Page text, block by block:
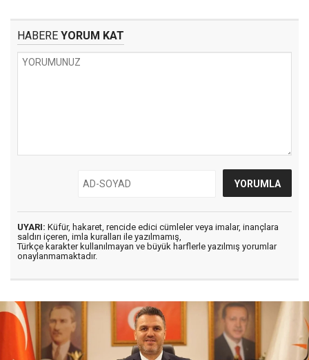
HABERE YORUM KAT
UYARI: Küfür, hakaret, rencide edici cümleler veya imalar, inançlara
saldırı içeren, imla kuralları ile yazılmamış,
Türkçe karakter kullanılmayan ve büyük harflerle yazılmış yorumlar
onaylanmamaktadır.